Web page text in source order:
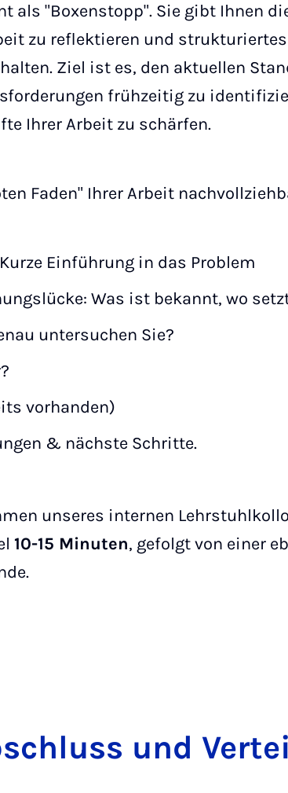
als "Boxenstopp". Sie gibt Ihnen
zu reflektieren und strukturiertes
Ziel ist es, den aktuellen
frühzeitig zu
Ihrer Arbeit zu schärfen.
Faden" Ihrer Arbeit
Einführung in das Problem
Was ist bekannt, wo
untersuchen Sie?
vorhanden)
& nächste Schritte.
unseres internen
10-15 Minuten, gefolgt von einer
und